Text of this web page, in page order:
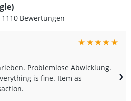
1110 Bewertungen
★★★★★
Problemlose Abwicklung.
is fine. Item as
›